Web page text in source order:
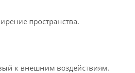
пространства.
к внешним воздействиям.